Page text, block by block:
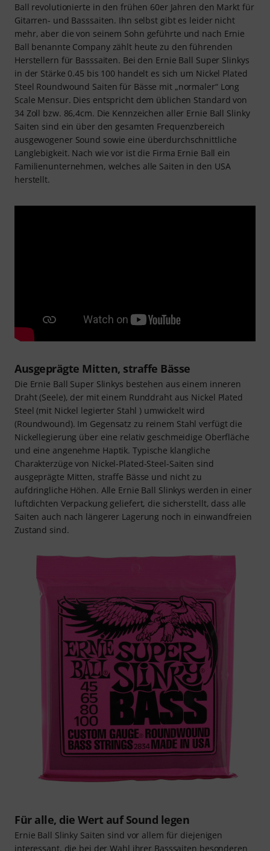
Ball revolutionierte in den frühen 60er Jahren den Markt für
Gitarren- und Basssaiten. Ihn selbst gibt es leider nicht
mehr, aber die von seinem Sohn geführte und nach Ernie
Ball benannte Company zählt heute zu den führenden
Herstellern für Basssaiten. Bei den Ernie Ball Super Slinkys
in der Stärke 0.45 bis 100 handelt es sich um Nickel Plated
Steel Roundwound Saiten für Bässe mit „normaler“ Long
Scale Mensur. Dies entspricht dem üblichen Standard von
34 Zoll bzw. 86,4cm. Die Kennzeichen aller Ernie Ball Slinky
Saiten sind ein über den gesamten Frequenzbereich
ausgewogener Sound sowie eine überdurchschnittliche
Langlebigkeit. Nach wie vor ist die Firma Ernie Ball ein
Familienunternehmen, welches alle Saiten in den USA
herstellt.
Ausgeprägte Mitten, straffe Bässe
Die Ernie Ball Super Slinkys bestehen aus einem inneren
Draht (Seele), der mit einem Runddraht aus Nickel Plated
Steel (mit Nickel legierter Stahl ) umwickelt wird
(Roundwound). Im Gegensatz zu reinem Stahl verfügt die
Nickellegierung über eine relativ geschmeidige Oberfläche
und eine angenehme Haptik. Typische klangliche
Charakterzüge von Nickel-Plated-Steel-Saiten sind
ausgeprägte Mitten, straffe Bässe und nicht zu
aufdringliche Höhen. Alle Ernie Ball Slinkys werden in einer
luftdichten Verpackung geliefert, die sicherstellt, dass alle
Saiten auch nach längerer Lagerung noch in einwandfreien
Zustand sind.
Für alle, die Wert auf Sound legen
Ernie Ball Slinky Saiten sind vor allem für diejenigen
interessant, die bei der Wahl ihrer Basssaiten besonderen